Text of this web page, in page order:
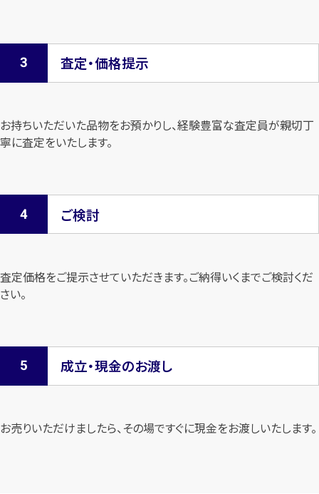
査定・価格提示
お持ちいただいた品物をお預かりし、経験豊富な査定員が親切丁
寧に査定をいたします。
ご検討
査定価格をご提示させていただきます。ご納得いくまでご検討くだ
さい。
成立・現金のお渡し
お売りいただけましたら、その場ですぐに現金をお渡しいたします。